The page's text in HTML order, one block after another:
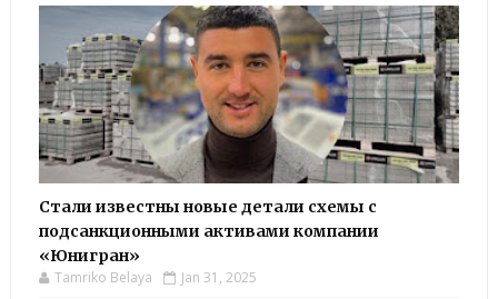
Стали известны новые детали схемы с
подсанкционными активами компании
«Юнигран»
Tamriko Belaya Jan 31, 2025